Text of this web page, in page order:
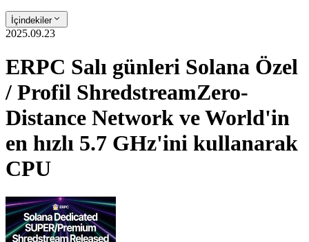
İçindekiler
2025.09.23
ERPC Salı günleri Solana Özel
/ Profil ShredstreamZero-
Distance Network ve World'in
en hızlı 5.7 GHz'ini kullanarak
CPU